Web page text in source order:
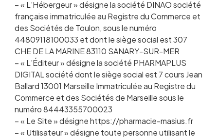
– « L’Hébergeur » désigne la société DINAO société
française immatriculée au Registre du Commerce et
des Sociétés de Toulon, sous le numéro
44809118100033 et dont le siège social est 307
CHE DE LA MARINE 83110 SANARY-SUR-MER
– « L’Éditeur » désigne la société PHARMAPLUS
DIGITAL société dont le siège social est 7 cours Jean
Ballard 13001 Marseille Immatriculée au Registre du
Commerce et des Sociétés de Marseille sous le
numéro 84443355700023
– « Le Site » désigne https://pharmacie-masius.fr
– « Utilisateur » désigne toute personne utilisant le